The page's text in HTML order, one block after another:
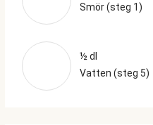
Smör (steg 1)
½ dl
Vatten (steg 5)